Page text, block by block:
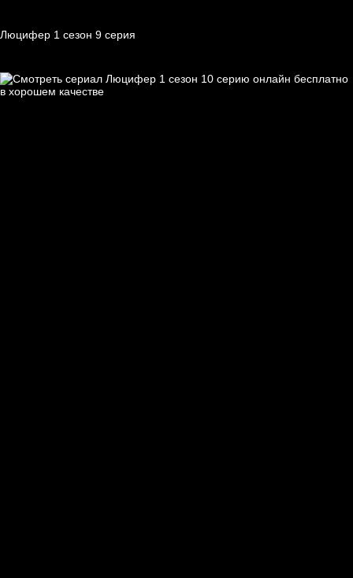
Люцифер 1 cезон 9 cерия